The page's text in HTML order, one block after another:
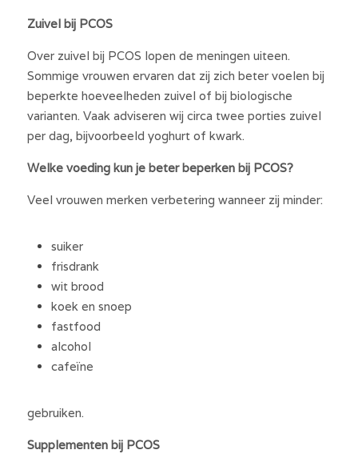
Zuivel bij PCOS
Over zuivel bij PCOS lopen de meningen uiteen.
Sommige vrouwen ervaren dat zij zich beter voelen bij
beperkte hoeveelheden zuivel of bij biologische
varianten. Vaak adviseren wij circa twee porties zuivel
per dag, bijvoorbeeld yoghurt of kwark.
Welke voeding kun je beter beperken bij PCOS?
Veel vrouwen merken verbetering wanneer zij minder:
suiker
frisdrank
wit brood
koek en snoep
fastfood
alcohol
cafeïne
gebruiken.
Supplementen bij PCOS